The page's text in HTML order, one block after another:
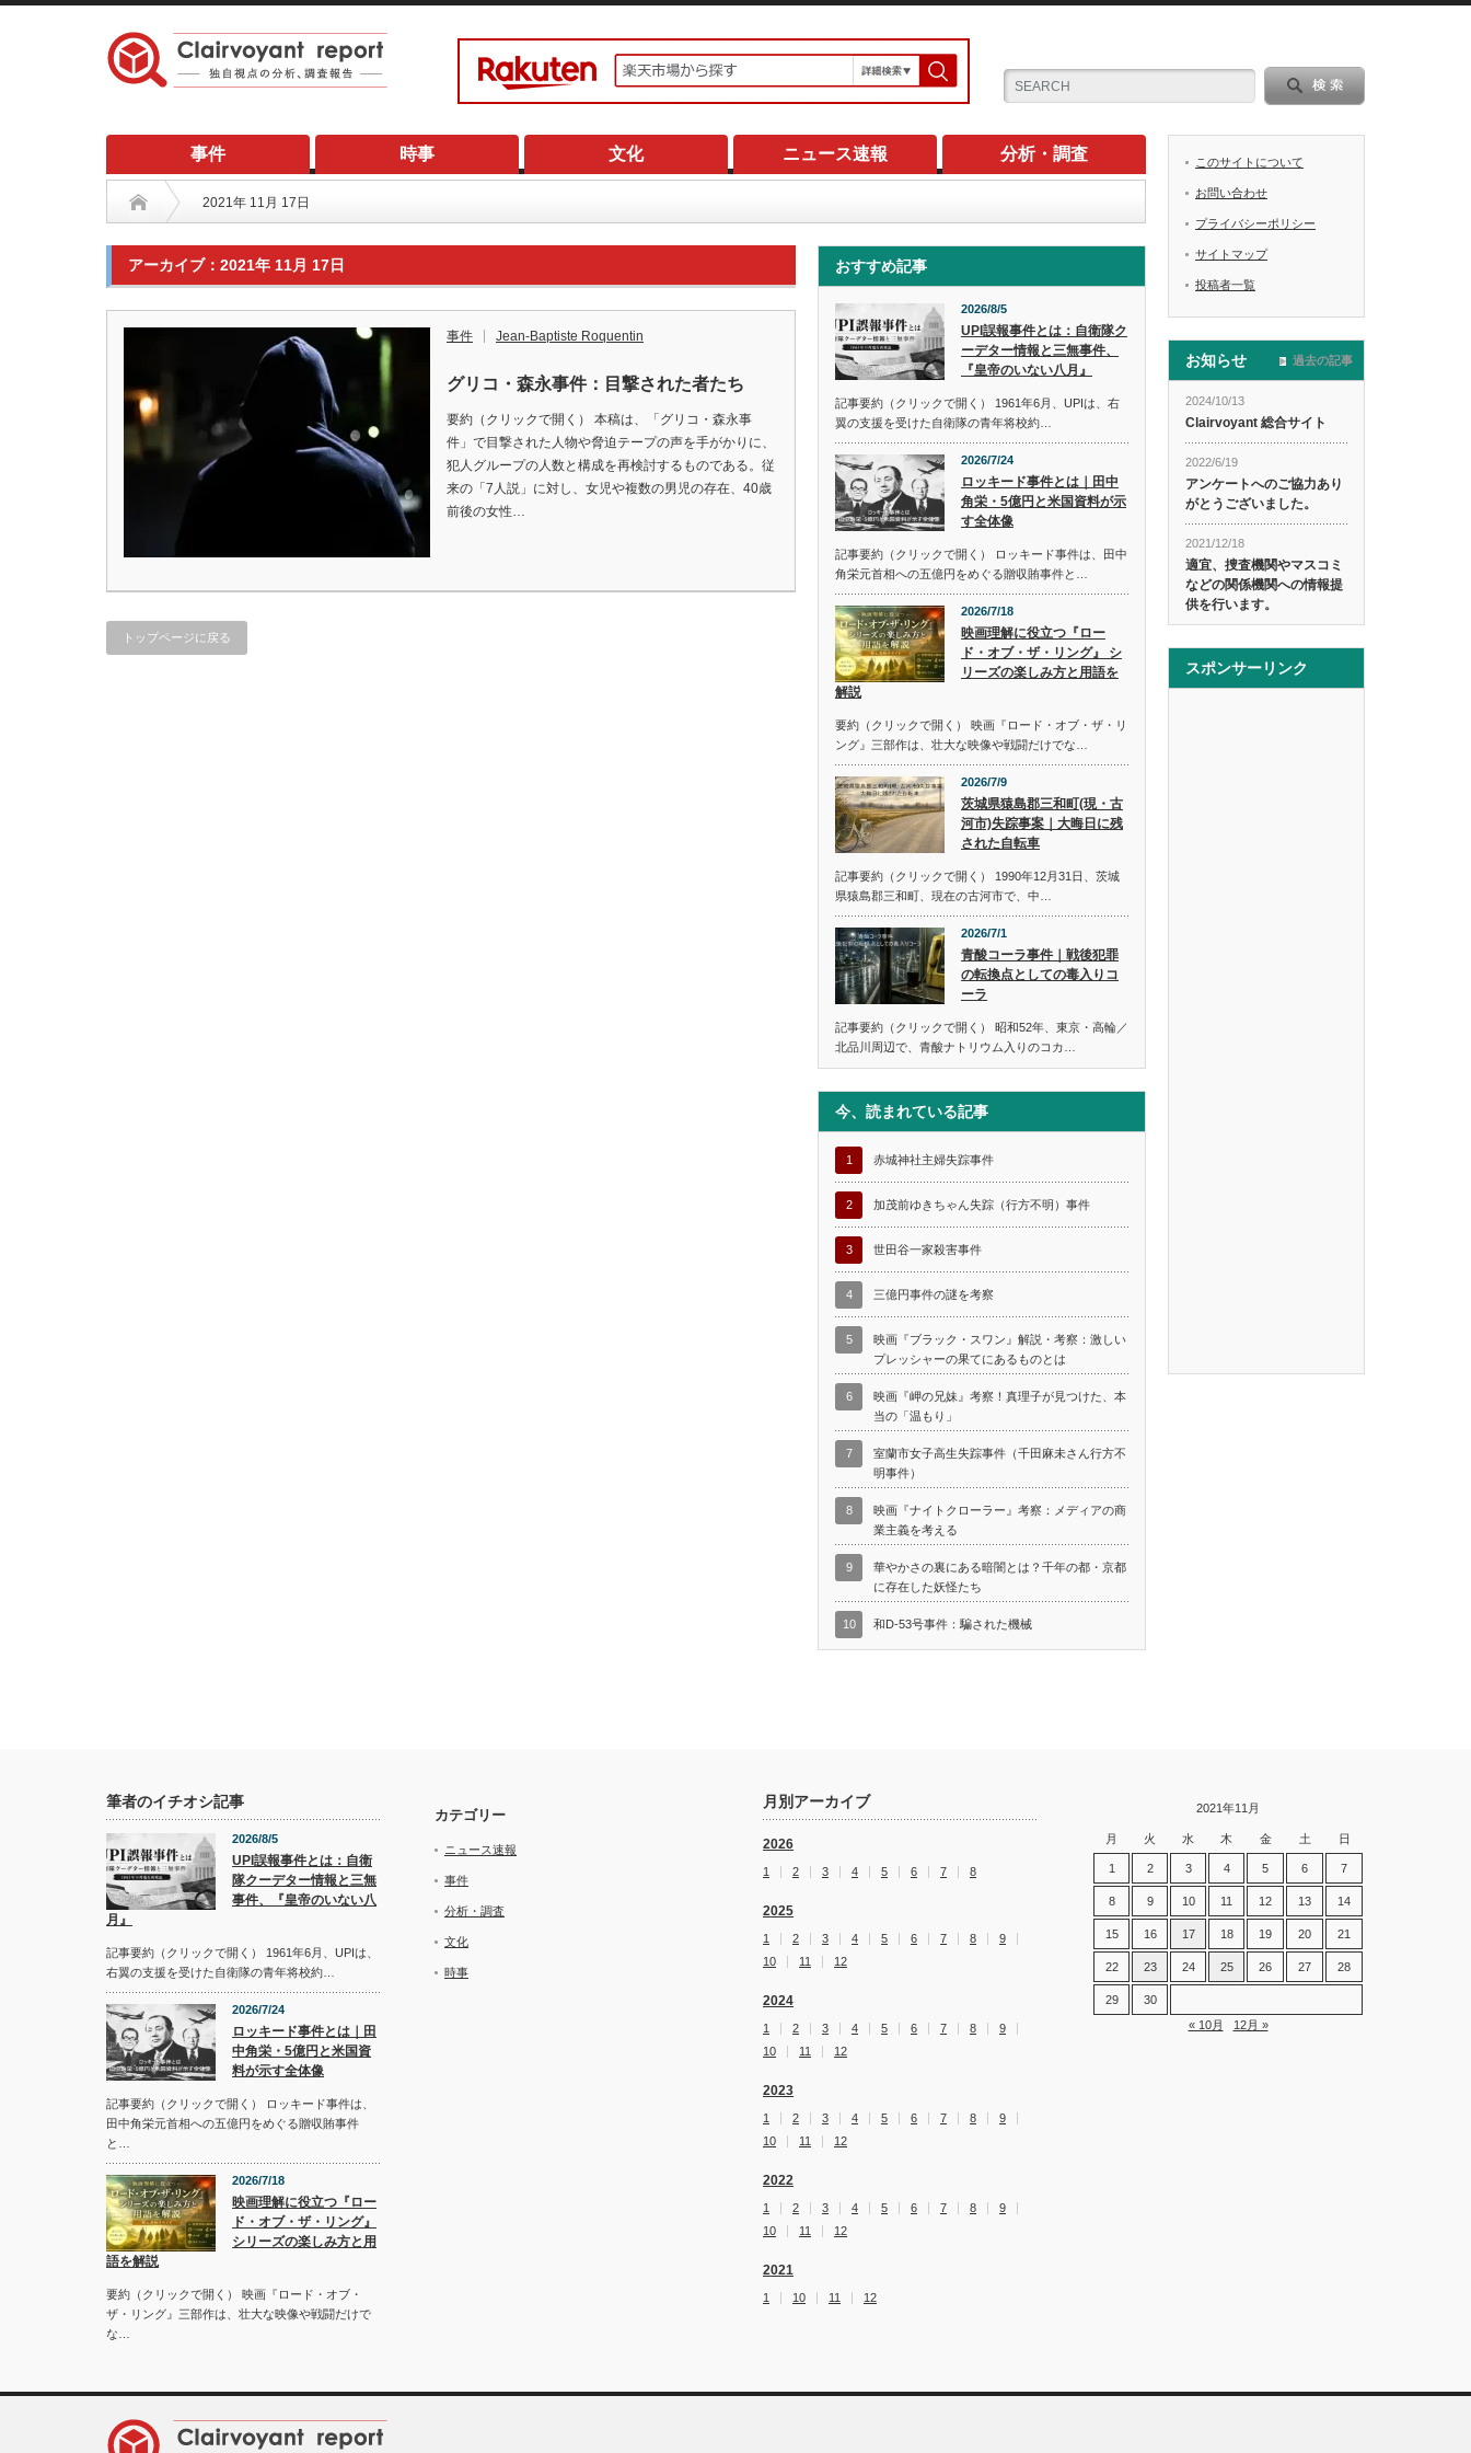
事件 時事 文化 ニュース速報 分析・調査
2021年 11月 17日
アーカイブ：2021年 11月 17日
事件 Jean-Baptiste Roquentin
グリコ・森永事件：目撃された者たち
要約（クリックで開く） 本稿は、「グリコ・森永事
件」で目撃された人物や脅迫テープの声を手がかりに、
犯人グループの人数と構成を再検討するものである。従
来の「7人説」に対し、女児や複数の男児の存在、40歳
前後の女性…
トップページに戻る
おすすめ記事
2026/8/5
UPI誤報事件とは：自衛隊ク
ーデター情報と三無事件、
『皇帝のいない八月』
記事要約（クリックで開く） 1961年6月、UPIは、右
翼の支援を受けた自衛隊の青年将校約…
2026/7/24
ロッキード事件とは｜田中
角栄・5億円と米国資料が示
す全体像
記事要約（クリックで開く） ロッキード事件は、田中
角栄元首相への五億円をめぐる贈収賄事件と…
2026/7/18
映画理解に役立つ『ロー
ド・オブ・ザ・リング』 シ
リーズの楽しみ方と用語を
解説
要約（クリックで開く） 映画『ロード・オブ・ザ・リ
ング』三部作は、壮大な映像や戦闘だけでな…
2026/7/9
茨城県猿島郡三和町(現・古
河市)失踪事案｜大晦日に残
された自転車
記事要約（クリックで開く） 1990年12月31日、茨城
県猿島郡三和町、現在の古河市で、中…
2026/7/1
青酸コーラ事件｜戦後犯罪
の転換点としての毒入りコ
ーラ
記事要約（クリックで開く） 昭和52年、東京・高輪／
北品川周辺で、青酸ナトリウム入りのコカ…
今、読まれている記事
1 赤城神社主婦失踪事件
2 加茂前ゆきちゃん失踪（行方不明）事件
3 世田谷一家殺害事件
4 三億円事件の謎を考察
5
映画『ブラック・スワン』解説・考察：激しい
プレッシャーの果てにあるものとは
6
映画『岬の兄妹』考察！真理子が見つけた、本
当の「温もり」
7
室蘭市女子高生失踪事件（千田麻未さん行方不
明事件）
8
映画『ナイトクローラー』考察：メディアの商
業主義を考える
9
華やかさの裏にある暗闇とは？千年の都・京都
に存在した妖怪たち
10 和D-53号事件：騙された機械
このサイトについて
お問い合わせ
プライバシーポリシー
サイトマップ
投稿者一覧
お知らせ
2024/10/13
Clairvoyant 総合サイト
2022/6/19
アンケートへのご協力あり
がとうございました。
2021/12/18
適宜、捜査機関やマスコミ
などの関係機関への情報提
供を行います。
過去の記事
スポンサーリンク
筆者のイチオシ記事
2026/8/5
UPI誤報事件とは：自衛
隊クーデター情報と三無
事件、『皇帝のいない八
月』
記事要約（クリックで開く） 1961年6月、UPIは、
右翼の支援を受けた自衛隊の青年将校約…
2026/7/24
ロッキード事件とは｜田
中角栄・5億円と米国資
料が示す全体像
記事要約（クリックで開く） ロッキード事件は、
田中角栄元首相への五億円をめぐる贈収賄事件
と…
2026/7/18
映画理解に役立つ『ロー
ド・オブ・ザ・リング』
シリーズの楽しみ方と用
語を解説
要約（クリックで開く） 映画『ロード・オブ・
ザ・リング』三部作は、壮大な映像や戦闘だけで
な…
カテゴリー
ニュース速報
事件
分析・調査
文化
時事
月別アーカイブ
2026
1 2 3 4 5 6 7 8
2025
1 2 3 4 5 6 7 8
9
10
11 12
2024
1 2 3 4 5 6 7 8
9
10
11 12
2023
1 2 3 4 5 6 7 8
9
10
11 12
2022
1 2 3 4 5 6 7 8
9
10
11 12
2021
1 10 11 12
2021年11月
月 火 水 木 金 土 日
1 2 3 4 5 6 7
8 9 10 11 12 13 14
15 16 17 18 19 20 21
22 23 24 25 26 27 28
29
30
« 10月
12月 »